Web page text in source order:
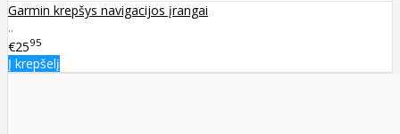
Garmin krepšys navigacijos įrangai
..
€2595
Į krepšelį